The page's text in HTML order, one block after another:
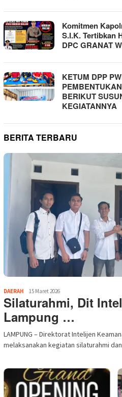
Komitmen
S.I.K. Tertibkan
DPC GRANAT
KETUM DPP
BERIKUT
KEGIATANNYA
BERITA TERBARU
DAERAH 15 Maret 2026
Silaturahmi, Dit
Lampung …
LAMPUNG – Direktorat Intelijen
melaksanakan kegiatan silaturahmi